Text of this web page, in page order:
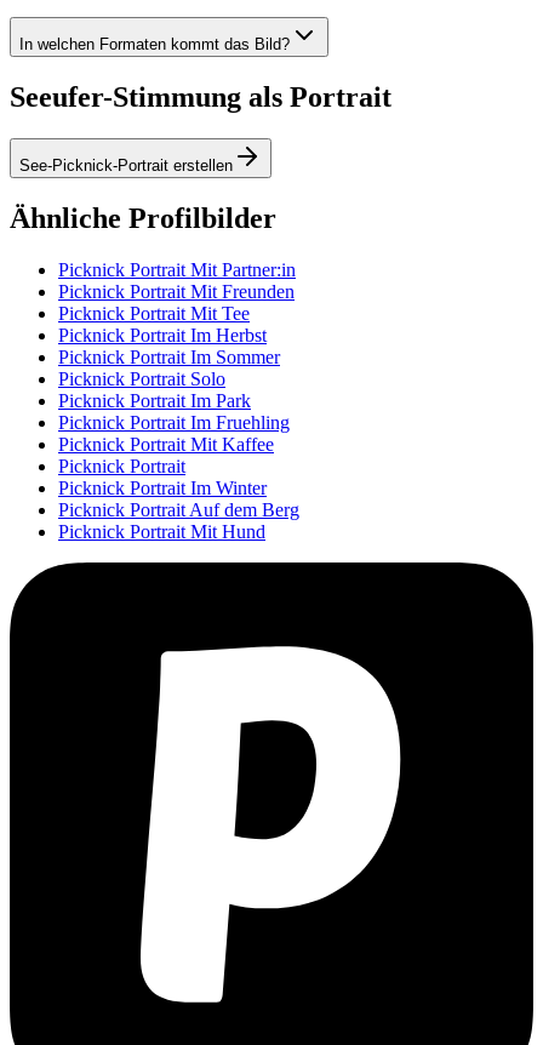
In welchen Formaten kommt das Bild?
Seeufer-Stimmung als Portrait
See-Picknick-Portrait erstellen
Ähnliche Profilbilder
Picknick Portrait Mit Partner:in
Picknick Portrait Mit Freunden
Picknick Portrait Mit Tee
Picknick Portrait Im Herbst
Picknick Portrait Im Sommer
Picknick Portrait Solo
Picknick Portrait Im Park
Picknick Portrait Im Fruehling
Picknick Portrait Mit Kaffee
Picknick Portrait
Picknick Portrait Im Winter
Picknick Portrait Auf dem Berg
Picknick Portrait Mit Hund